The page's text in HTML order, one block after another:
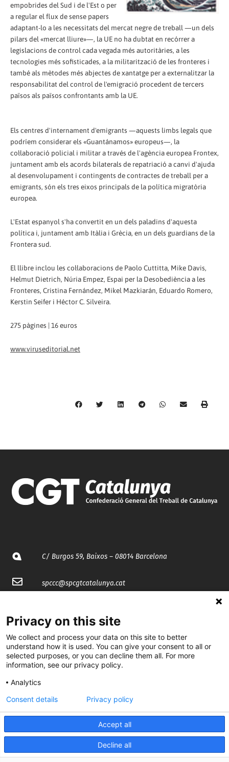
empobrides del Sud i de l'Est o per
a regular el flux de sense papers
adaptant-lo a les necessitats del mercat negre de treball —un dels
pilars del «mercat lliure»—, la UE no ha dubtat en recórrer a
legislacions de control cada vegada més autoritàries, a les
tecnologies més sofisticades, a la militarització de les fronteres i
també als mètodes més abjectes de xantatge per a externalitzar la
responsabilitat del control de l'emigració procedent de tercers
països als països confrontants amb la UE.
Els centres d'internament d'emigrants —aquests limbs legals que
podríem considerar els «Guantánamos» europeus—, la
col·laboració policial i militar a través de l'agència europea Frontex,
juntament amb els acords bilaterals de repatriació a canvi d'ajuda
al desenvolupament i contingents de contractes de treball per a
emigrants, són els tres eixos principals de la política migratòria
europea.
L'Estat espanyol s'ha convertit en un dels paladins d'aquesta
política i, juntament amb Itàlia i Grècia, en un dels guardians de la
Frontera sud.
El llibre inclou les col·laboracions de Paolo Cuttitta, Mike Davis,
Helmut Dietrich, Núria Empez, Espai per la Desobediència a les
Fronteres, Cristina Fernández, Mikel Mazkiarán, Eduardo Romero,
Kerstin Seifer i Héctor C. Silveira.
275 pàgines | 16 euros
www.viruseditorial.net
C/ Burgos 59, Baixos – 08014 Barcelona
spccc@spcgtcatalunya.cat
@CGTCatalunya
cgtcatalunya
cgtcatalunya
Desenvolupat per
Privacy on this site
We collect and process your data on this site to better
understand how it is used. You can give your consent to all or
selected purposes, or you can decline them all. For more
information, see our privacy policy.
Analytics
Accept all
Decline all
Consent details Privacy policy